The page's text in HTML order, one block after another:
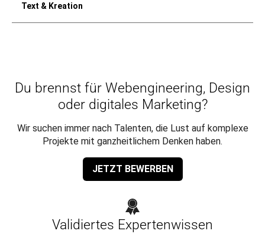
Text & Kreation
Du brennst für Webengineering, Design
oder digitales Marketing?
Wir suchen immer nach Talenten, die Lust auf komplexe
Projekte mit ganzheitlichem Denken haben.
JETZT BEWERBEN
Validiertes Expertenwissen